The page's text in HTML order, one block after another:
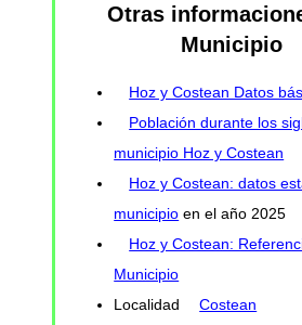
Otras
Municipio
Hoz y Costean Datos
Población durante los
municipio Hoz y Costean
Hoz y Costean: datos
municipio en el año 2025
Hoz y Costean:
Municipio
Localidad
Costean